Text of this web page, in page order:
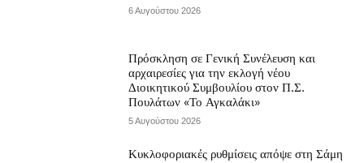
6 Αυγούστου 2026
Πρόσκληση σε Γενική Συνέλευση και
αρχαιρεσίες για την εκλογή νέου
Διοικητικού Συμβουλίου στον Π.Σ.
Πουλάτων «Το Αγκαλάκι»
5 Αυγούστου 2026
Κυκλοφοριακές ρυθμίσεις απόψε στη Σάμη